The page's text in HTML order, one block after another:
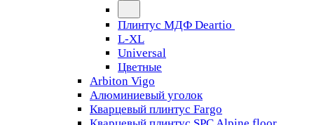
Плинтус МДФ Deartio
L-XL
Universal
Цветные
Arbiton Vigo
Алюминиевый уголок
Кварцевый плинтус Fargo